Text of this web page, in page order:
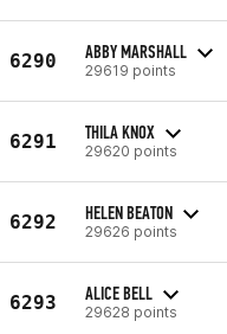
6290 ABBY MARSHALL
29619 points
6291 THILA KNOX
29620 points
6292 HELEN BEATON
29626 points
6293 ALICE BELL
29628 points